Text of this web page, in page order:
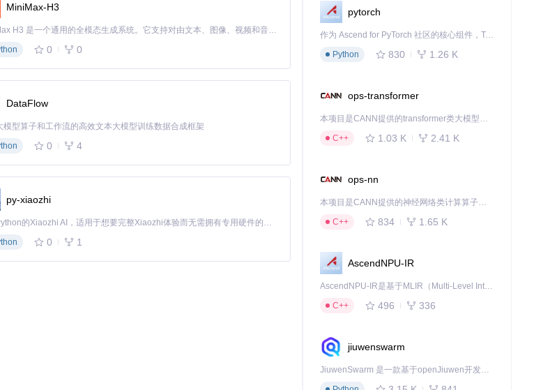
MiniMax-H3
MiniMax H3 是一个通用的全模态生成系统。它支持对由文本、图像、视频和音频组成的多模态上下文进行统一理解，并能生成分辨率高达 2K、时长可达 15 秒的带原生立体声音频的视频。得益于面向任务泛化的系统设计，H3 在预训练阶段就已具备广泛的多模态上下文理解与生成能力，能够出色地执行复杂的多模态指令。
0 0
DataFlow
模型算子和工作流的高效文本大模型训练数据合成框架
0 4
py-xiaozhi
基于Python的Xiaozhi AI，适用于想要完整Xiaozhi体验而无需拥有专用硬件的用户。
0 1
pytorch
作为 Ascend for PyTorch 社区的核心组件，TorchNPU 是昇腾专为 PyTorch 打造的深度学习适配插件，使 PyTorch 框架能够直接调用昇腾 NPU，为开发者提供昇腾 AI 处理器的超强算力。
Python
830 1.26 K
ops-transformer
本项目是CANN提供的transformer类大模型算子库，实现网络在NPU上加速计算。
C++
1.03 K 2.41 K
ops-nn
本项目是CANN提供的神经网络类计算算子库，实现网络在NPU上加速计算。
C++
834 1.65 K
AscendNPU-IR
AscendNPU-IR是基于MLIR（Multi-Level Intermediate Representation）构建的，面向昇腾亲和算子编译时使用的中间表示，提供昇腾完备表达能力，通过编译优化提升昇腾AI处理器计算效率，支持通过生态框架使能昇腾AI处理器与深度调优
C++
496 336
jiuwenswarm
JiuwenSwarm 是一款基于openJiuwen开发的智能AI Agent，它能够将大语言模型的强大能力，通过你日常使用的各类通讯应用，直接延伸至你的指尖。